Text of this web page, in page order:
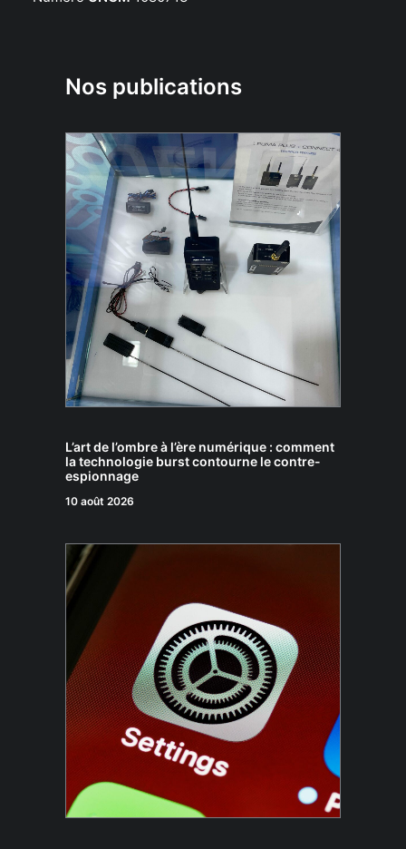
Nos publications
L’art de l’ombre à l’ère numérique : comment
la technologie burst contourne le contre-
espionnage
10 août 2026